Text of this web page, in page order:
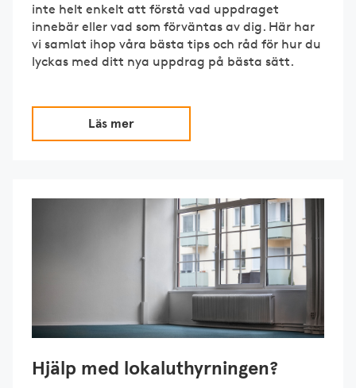
inte helt enkelt att förstå vad uppdraget
innebär eller vad som förväntas av dig. Här har
vi samlat ihop våra bästa tips och råd för hur du
lyckas med ditt nya uppdrag på bästa sätt.
Läs mer
Hjälp med lokaluthyrningen?